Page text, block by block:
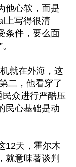
他心软，而是
上写得很清
条件，要么面
就在外海，这
二，他看穿了
民众进行严酷压
民心基础是动
12天，霍尔木
就意味著谈判